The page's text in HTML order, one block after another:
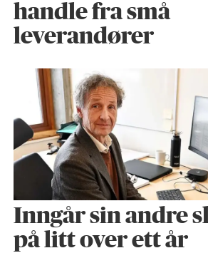
handle fra små
leverandører
Inngår sin andre
på litt over ett år